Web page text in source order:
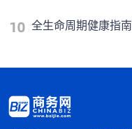
全生命周期健康指南